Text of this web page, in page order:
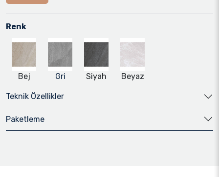
Renk
Bej Gri Siyah Beyaz
Teknik Özellikler
Paketleme